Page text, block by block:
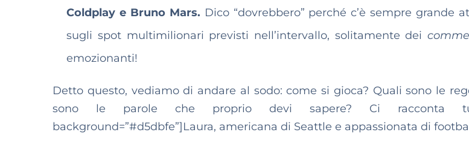
Coldplay e Bruno Mars. Dico “dovrebbero” perché c’è sempre grande
sugli spot multimilionari previsti nell’intervallo, solitamente dei
emozionanti!
Detto questo, vediamo di andare al sodo: come si gioca? Quali sono le
sono le parole che proprio devi sapere? Ci racconta
background=”#d5dbfe”]Laura, americana di Seattle e appassionata di